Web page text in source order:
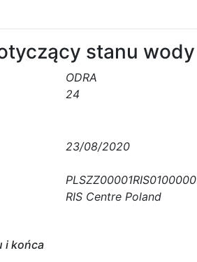
stanu wody
ODRA
24
23/08/2020
PLSZZ00001RIS0100000
RIS Centre Poland
i końca